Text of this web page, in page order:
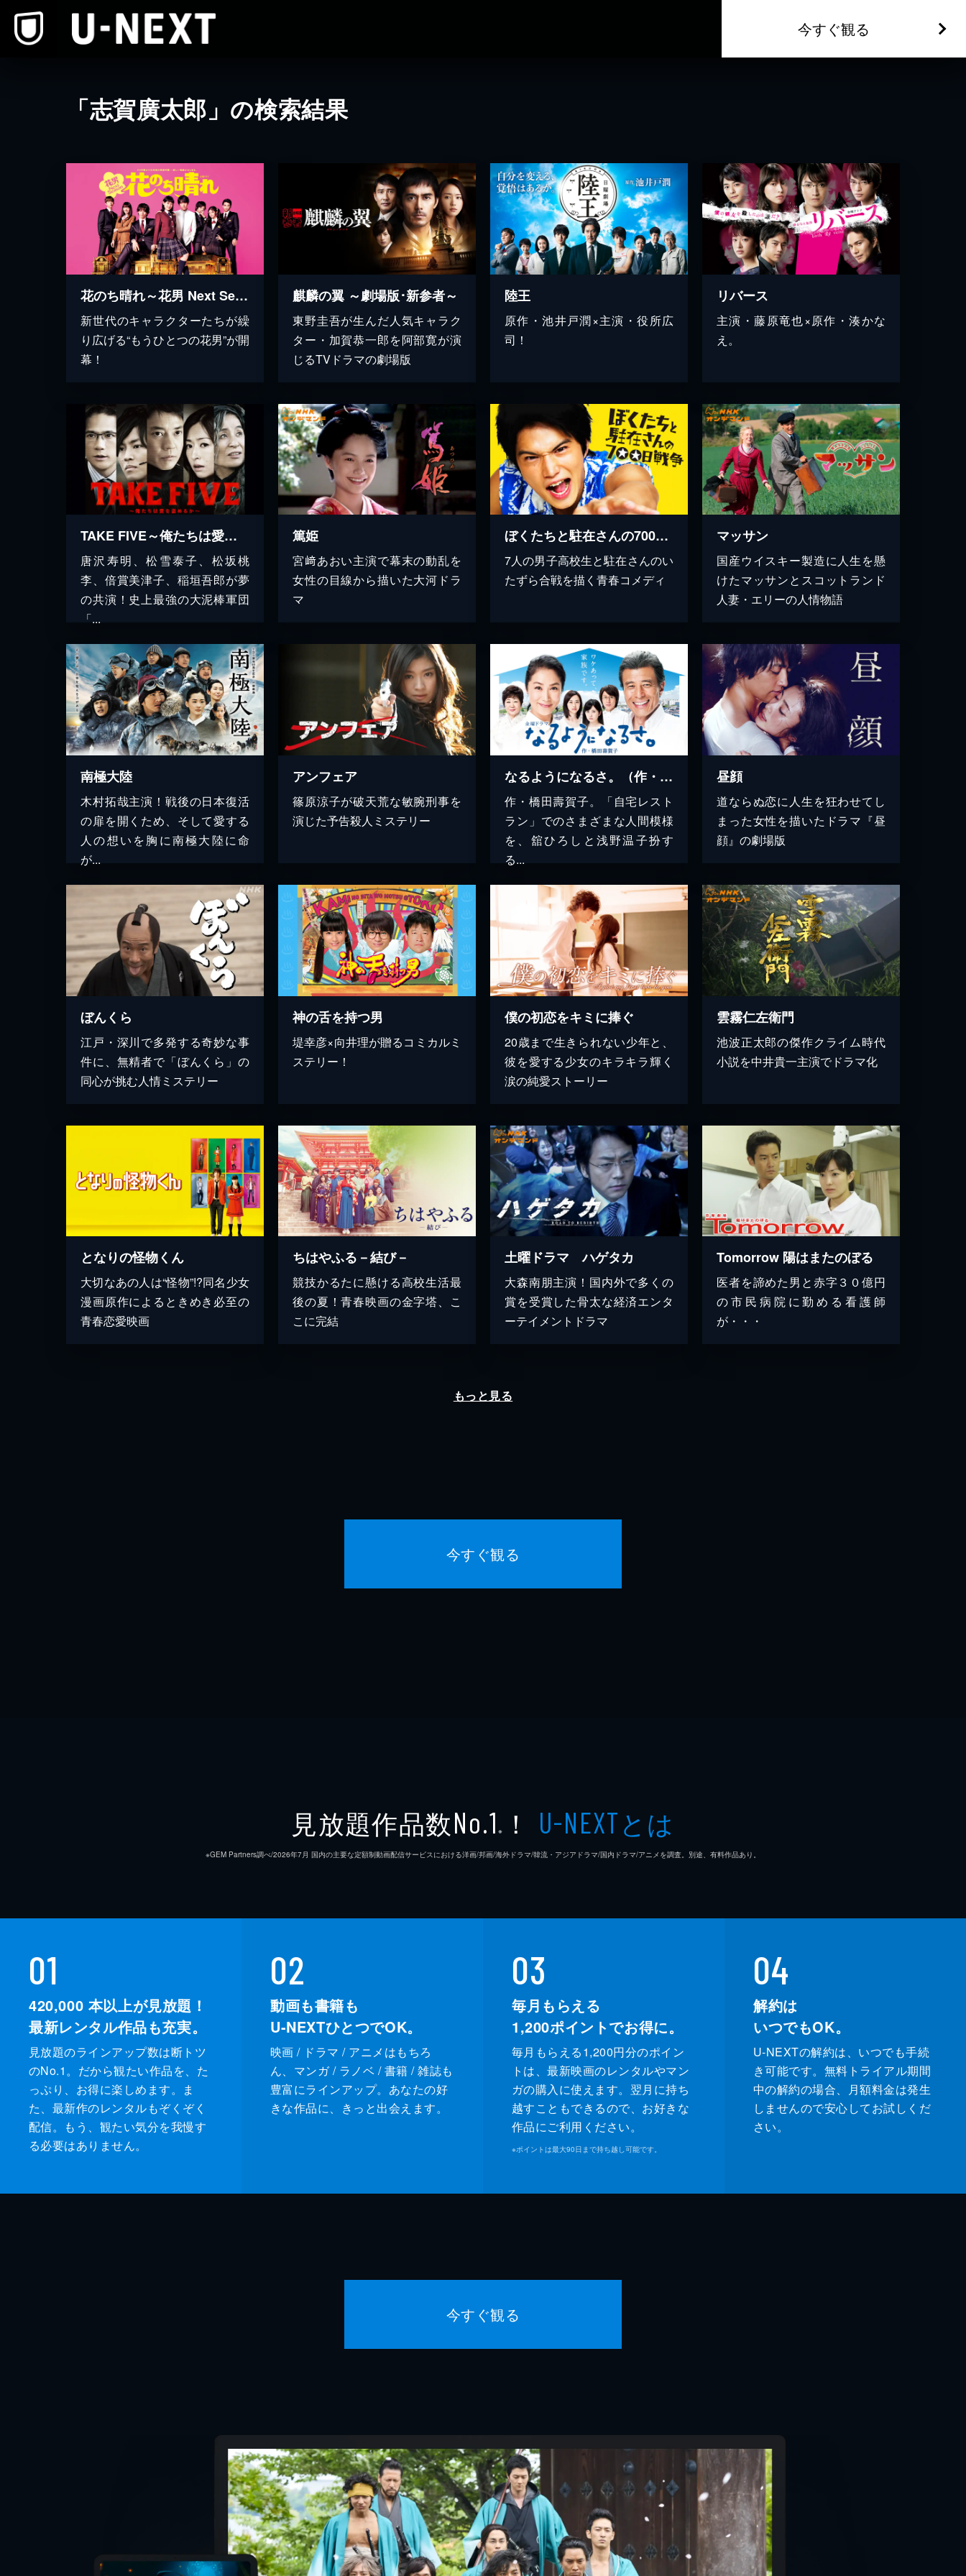
今すぐ観る
「志賀廣太郎」の検索結果
花のち晴れ～花男 Next Season～
新世代のキャラクターたちが繰
り広げる“もうひとつの花男”が開
幕！
麒麟の翼 ～劇場版･新参者～
東野圭吾が生んだ人気キャラク
ター・加賀恭一郎を阿部寛が演
じるTVドラマの劇場版
陸王
原作・池井戸潤×主演・役所広
司！
リバース
主演・藤原竜也×原作・湊かな
え。
TAKE FIVE～俺たちは愛を盗めるか～
唐沢寿明、松雪泰子、松坂桃
李、倍賞美津子、稲垣吾郎が夢
の共演！史上最強の大泥棒軍団
「...
篤姫
宮﨑あおい主演で幕末の動乱を
女性の目線から描いた大河ドラ
マ
ぼくたちと駐在さんの700日戦争
7人の男子高校生と駐在さんのい
たずら合戦を描く青春コメディ
マッサン
国産ウイスキー製造に人生を懸
けたマッサンとスコットランド
人妻・エリーの人情物語
南極大陸
木村拓哉主演！戦後の日本復活
の扉を開くため、そして愛する
人の想いを胸に南極大陸に命
が...
アンフェア
篠原涼子が破天荒な敏腕刑事を
演じた予告殺人ミステリー
なるようになるさ。（作・橋田壽賀子）
作・橋田壽賀子。「自宅レスト
ラン」でのさまざまな人間模様
を、舘ひろしと浅野温子扮す
る...
昼顔
道ならぬ恋に人生を狂わせてし
まった女性を描いたドラマ『昼
顔』の劇場版
ぼんくら
江戸・深川で多発する奇妙な事
件に、無精者で「ぼんくら」の
同心が挑む人情ミステリー
神の舌を持つ男
堤幸彦×向井理が贈るコミカルミ
ステリー！
僕の初恋をキミに捧ぐ
20歳まで生きられない少年と、
彼を愛する少女のキラキラ輝く
涙の純愛ストーリー
雲霧仁左衛門
池波正太郎の傑作クライム時代
小説を中井貴一主演でドラマ化
となりの怪物くん
大切なあの人は“怪物”!?同名少女
漫画原作によるときめき必至の
青春恋愛映画
ちはやふる－結び－
競技かるたに懸ける高校生活最
後の夏！青春映画の金字塔、こ
こに完結
土曜ドラマ ハゲタカ
大森南朋主演！国内外で多くの
賞を受賞した骨太な経済エンタ
ーテイメントドラマ
Tomorrow 陽はまたのぼる
医者を諦めた男と赤字３０億円
の市民病院に勤める看護師
が・・・
もっと見る
今すぐ観る
見放題作品数No.1 ※ ！ U-NEXTとは
※GEM Partners調べ/2026年7⽉ 国内の主要な定額制動画配信サービスにおける洋画/邦画/海外ドラマ/韓流・アジアドラマ/国内ドラマ/アニメを調査。別途、有料作品あり。
01
420,000 本以上が見放題！
最新レンタル作品も充実。
見放題のラインアップ数は断トツ
のNo.1。だから観たい作品を、た
っぷり、お得に楽しめます。ま
た、最新作のレンタルもぞくぞく
配信。もう、観たい気分を我慢す
る必要はありません。
02
動画も書籍も
U-NEXTひとつでOK。
映画 / ドラマ / アニメはもちろ
ん、マンガ / ラノベ / 書籍 / 雑誌も
豊富にラインアップ。あなたの好
きな作品に、きっと出会えます。
03
毎月もらえる
1,200ポイントでお得に。
毎月もらえる1,200円分のポイン
トは、最新映画のレンタルやマン
ガの購入に使えます。翌月に持ち
越すこともできるので、お好きな
作品にご利用ください。
※ポイントは最大90日まで持ち越し可能です。
04
解約は
いつでもOK。
U-NEXTの解約は、いつでも手続
き可能です。無料トライアル期間
中の解約の場合、月額料金は発生
しませんので安心してお試しくだ
さい。
今すぐ観る